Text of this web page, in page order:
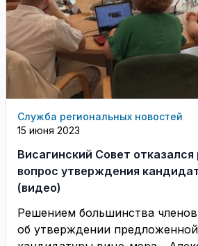
Служба региональных новостей
15 июня 2023
Висагинский Совет
вопрос утверждения
(видео)
Решением большинства
об утверждении